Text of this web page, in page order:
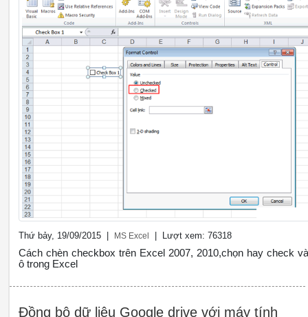
Thứ bảy, 19/09/2015 | MS Excel | Lượt xem: 76318
Cách chèn checkbox trên Excel 2007, 2010,chọn hay check
ô trong Excel
Đồng bộ dữ liệu Google drive với máy tính